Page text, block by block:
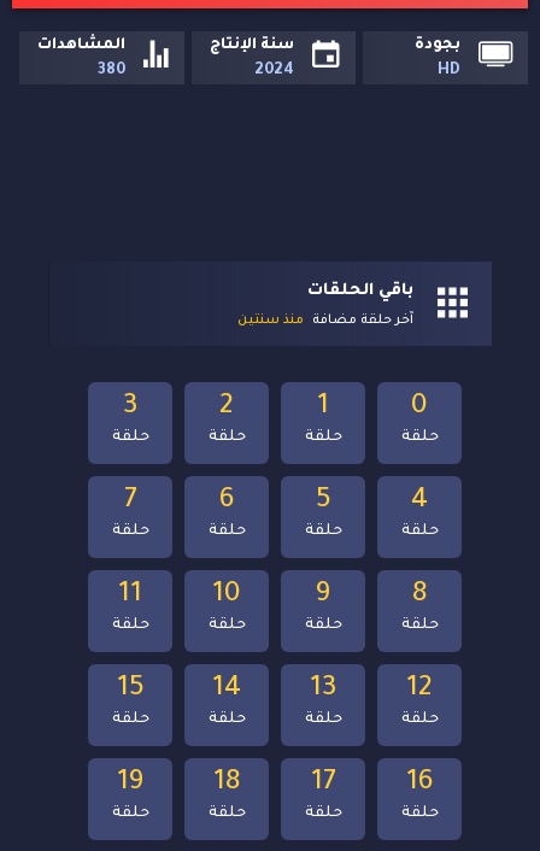
بجودة
HD
سنة الإنتاج
2024
المشاهدات
380
باقي الحلقات
آخر حلقة مضافة منذ سنتين
19
حلقة
18
حلقة
17
حلقة
16
حلقة
15
حلقة
14
حلقة
13
حلقة
12
حلقة
11
حلقة
10
حلقة
9
حلقة
8
حلقة
7
حلقة
6
حلقة
5
حلقة
4
حلقة
3
حلقة
2
حلقة
1
حلقة
0
حلقة